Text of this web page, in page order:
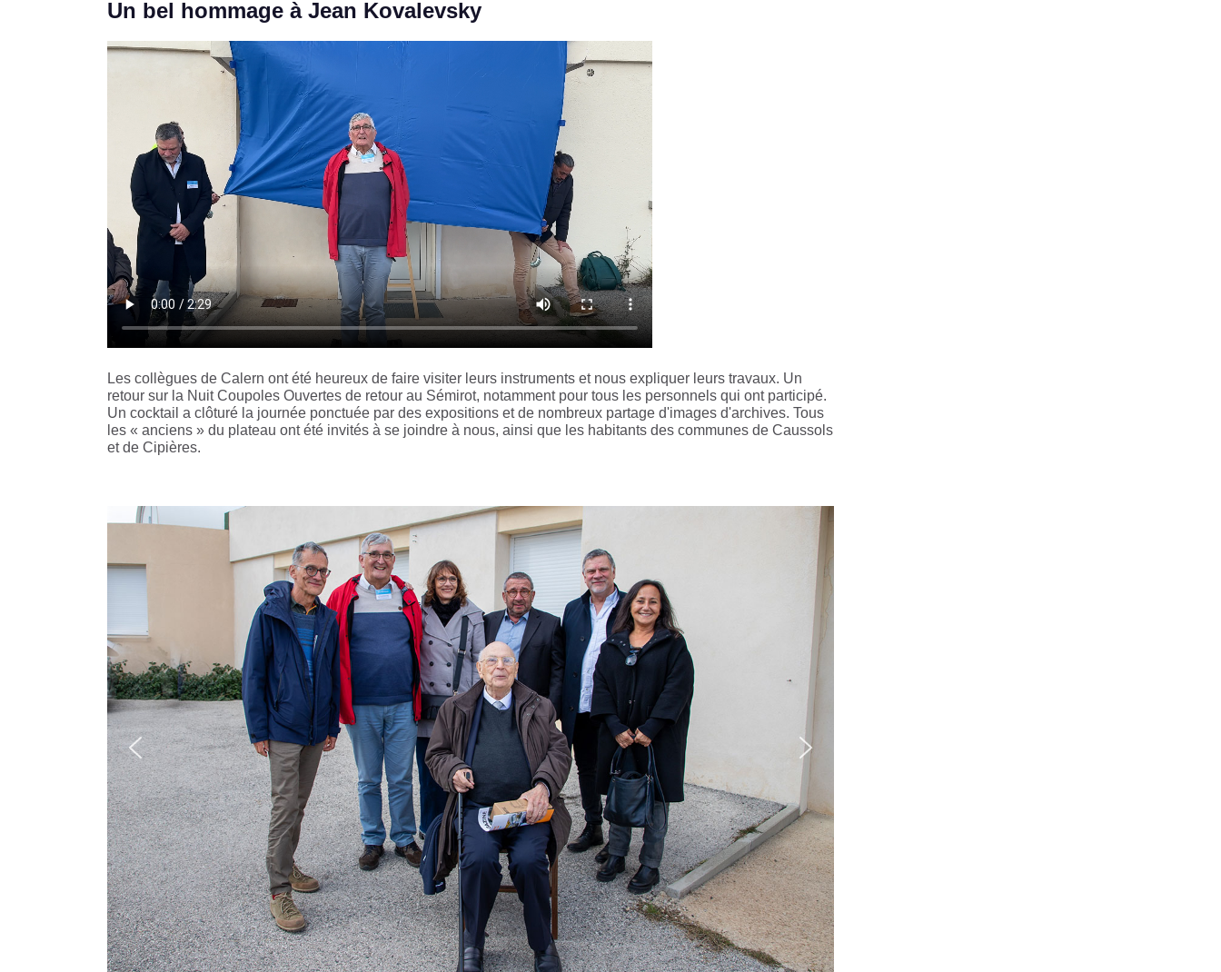
Un bel hommage à Jean Kovalevsky
Les collègues de Calern ont été heureux de faire visiter leurs instruments et nous expliquer leurs travaux. Un
retour sur la Nuit Coupoles Ouvertes de retour au Sémirot, notamment pour tous les personnels qui ont participé.
Un cocktail a clôturé la journée ponctuée par des expositions et de nombreux partage d'images d'archives. Tous
les « anciens » du plateau ont été invités à se joindre à nous, ainsi que les habitants des communes de Caussols
et de Cipières.